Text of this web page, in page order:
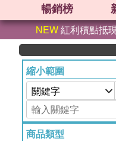
暢銷榜
NEW紅利積點抵
縮小範圍
商品類型